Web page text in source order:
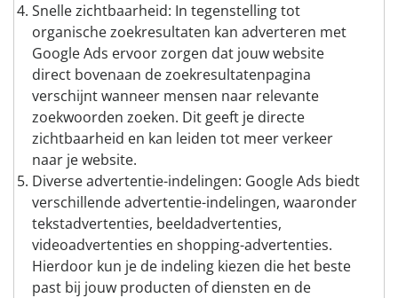
Snelle zichtbaarheid: In tegenstelling tot
organische zoekresultaten kan adverteren met
Google Ads ervoor zorgen dat jouw website
direct bovenaan de zoekresultatenpagina
verschijnt wanneer mensen naar relevante
zoekwoorden zoeken. Dit geeft je directe
zichtbaarheid en kan leiden tot meer verkeer
naar je website.
Diverse advertentie-indelingen: Google Ads biedt
verschillende advertentie-indelingen, waaronder
tekstadvertenties, beeldadvertenties,
videoadvertenties en shopping-advertenties.
Hierdoor kun je de indeling kiezen die het beste
past bij jouw producten of diensten en de